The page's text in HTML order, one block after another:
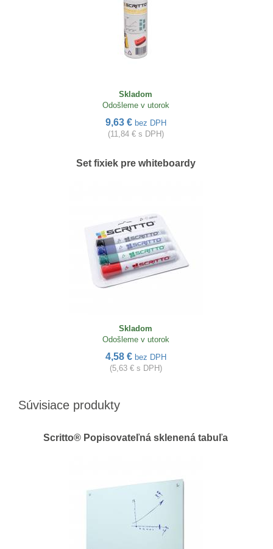
Skladom
Odošleme v utorok
9,63 € bez DPH
(11,84 € s DPH)
Set fixiek pre whiteboardy
Skladom
Odošleme v utorok
4,58 € bez DPH
(5,63 € s DPH)
Súvisiace produkty
Scritto® Popisovateľná sklenená tabuľa